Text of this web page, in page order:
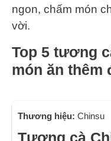
ngon, chấm món
vời.
Top 5 tương
món ăn thêm
Thương hiệu: Chinsu
Tương cà